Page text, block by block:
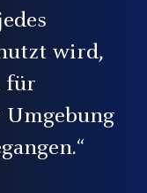
wird,
für